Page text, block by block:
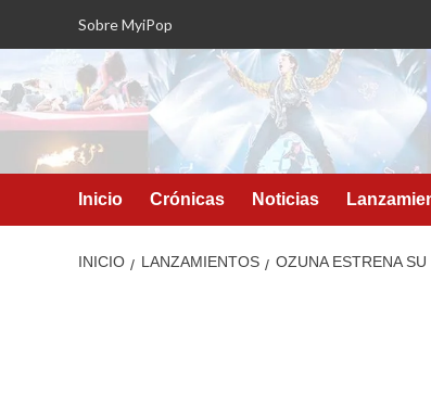
Sobre MyiPop
Inicio Crónicas Noticias
INICIO LANZAMIENTOS OZUNA ESTRENA SU